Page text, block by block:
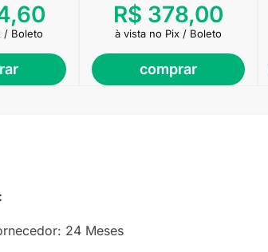
/ Boleto
comprar
R$ 378,00
à vista no Pix / Boleto
24 Meses